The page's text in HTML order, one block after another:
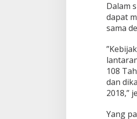
r
d
T
k
i
l
Dalam
dapat
sama
108
dan
2018,”
Yang